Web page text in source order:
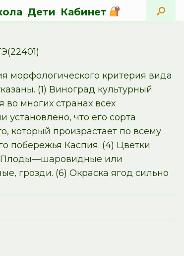
Дети Кабинет
морфологического критерия вида
(1) Виноград культурный
во многих странах всех
что его сорта
который произрастает по всему
побережья Каспия. (4) Цветки
Плоды—шаровидные или
грозди. (6) Окраска ягод сильно